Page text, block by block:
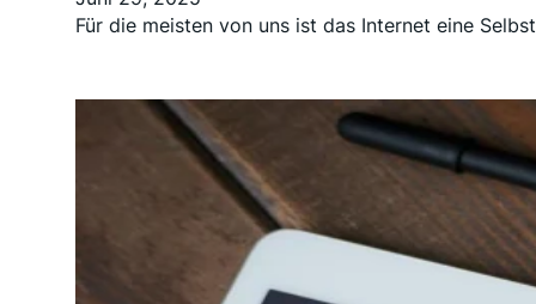
Für die meisten von uns ist das Internet eine